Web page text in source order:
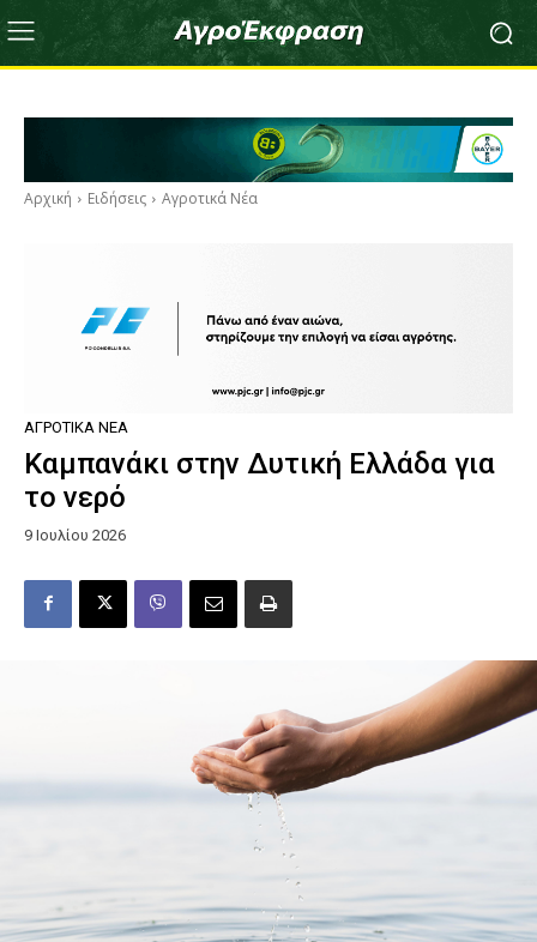
Αρχική Ειδήσεις Αγροτικά Νέα
ΑΓΡΟΤΙΚΆ ΝΈΑ
Καμπανάκι στην Δυτική Ελλάδα για
το νερό
9 Ιουλίου 2026